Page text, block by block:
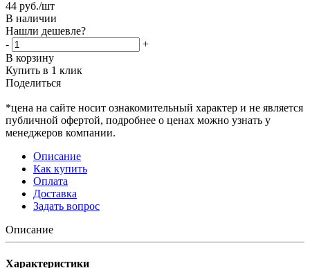
44 руб./шт
В наличии
Нашли дешевле?
-
+
В корзину
Купить в 1 клик
Поделиться
*цена на сайте носит ознакомительный характер и не является
публичной офертой, подробнее о ценах можно узнать у
менеджеров компании.
Описание
Как купить
Оплата
Доставка
Задать вопрос
Описание
Характеристики